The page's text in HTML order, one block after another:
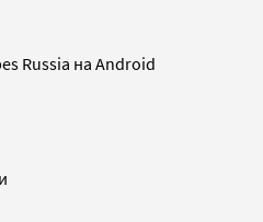
Russia на Android